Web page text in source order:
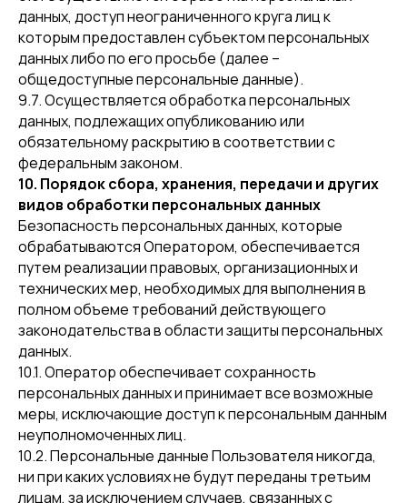
данных, доступ неограниченного круга лиц к
которым предоставлен субъектом персональных
данных либо по его просьбе (далее –
общедоступные персональные данные).
9.7. Осуществляется обработка персональных
данных, подлежащих опубликованию или
обязательному раскрытию в соответствии с
федеральным законом.
10. Порядок сбора, хранения, передачи и других
видов обработки персональных данных
Безопасность персональных данных, которые
обрабатываются Оператором, обеспечивается
путем реализации правовых, организационных и
технических мер, необходимых для выполнения в
полном объеме требований действующего
законодательства в области защиты персональных
данных.
10.1. Оператор обеспечивает сохранность
персональных данных и принимает все возможные
меры, исключающие доступ к персональным данным
неуполномоченных лиц.
10.2. Персональные данные Пользователя никогда,
ни при каких условиях не будут переданы третьим
лицам, за исключением случаев, связанных с
© SOTS APPAREL 2023,
ИП Ермолина З.А., 318370200011362
Сайт собран в Ram
Политика конфиденциальности
Цены указаны по нынешнему курсу ЦБ